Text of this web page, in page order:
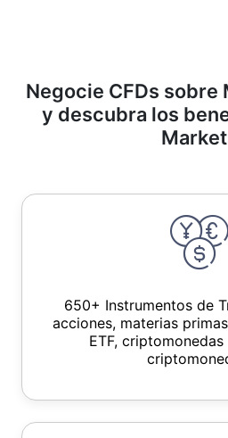
Negocie CFDs sobre
y descubra los
650+ Instrumentos de
acciones, materias
ETF,